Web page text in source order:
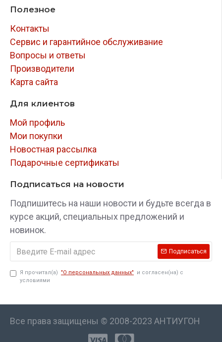
Полезное
Контакты
Сервис и гарантийное обслуживание
Вопросы и ответы
Производители
Карта сайта
Для клиентов
Мой профиль
Мои покупки
Новостная рассылка
Подарочные сертификаты
Подписаться на новости
Подпишитесь на наши новости и будьте всегда в
курсе акций, специальных предложений и
новинок.
Подписаться
Я прочитал(а) "О персональных данных"
и согласен(на) с
условиями
Все права защищены © 2008-2023 АНТИУГОН